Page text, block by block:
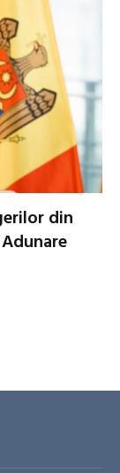
din